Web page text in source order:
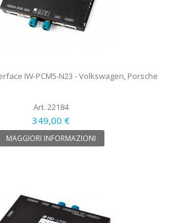
IW-PCM5-N23 - Volkswagen, Porsche
Art. 22184
349,00 €
MAGGIORI INFORMAZIONI